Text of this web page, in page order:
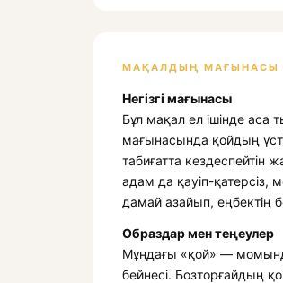
МАҚАЛДЫҢ МАҒЫНАСЫ
Негізгі мағынасы
Бұл мақал ел ішінде аса
мағынасында қойдың
табиғатта
адам да қауіп-қатерсіз,
дамай азайып, еңбектің
Образдар мен теңеулер
Мұндағы «қой» —
бейнесі. Бозторғайдың